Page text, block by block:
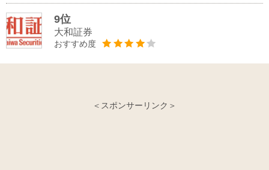
9位
大和証券
おすすめ度
＜スポンサーリンク＞